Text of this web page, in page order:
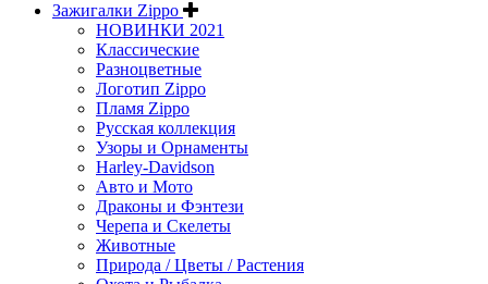
Зажигалки Zippo
НОВИНКИ 2021
Классические
Разноцветные
Логотип Zippo
Пламя Zippo
Русская коллекция
Узоры и Орнаменты
Harley-Davidson
Авто и Мото
Драконы и Фэнтези
Черепа и Скелеты
Животные
Природа / Цветы / Растения